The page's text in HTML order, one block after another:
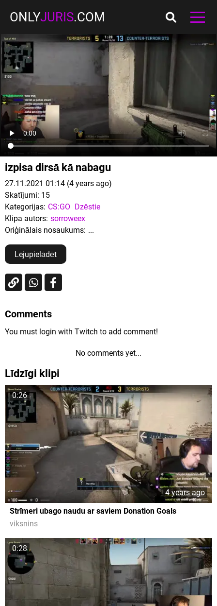
ONLYJURIS.COM
izpisa dirsā kā nabagu
27.11.2021 01:14 (4 years ago)
Skatījumi: 15
Kategorijas: CS:GO Dzēstie
Klipa autors: sorroweex
Oriģinālais nosaukums: ...
Lejupielādēt
Comments
You must login with Twitch to add comment!
No comments yet...
Līdzīgi klipi
0:26
4 years ago
Strīmeri ubago naudu ar saviem Donation Goals
viksnins
0:28